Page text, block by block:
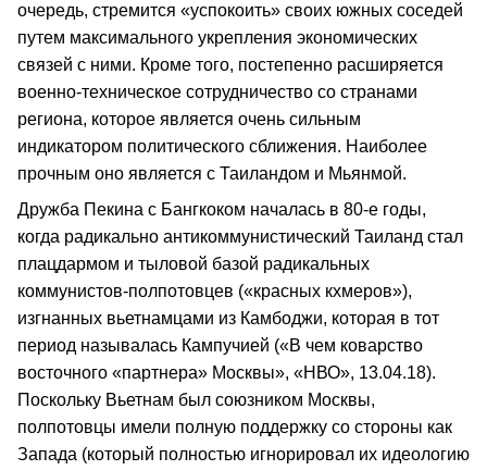
очередь, стремится «успокоить» своих южных соседей
путем максимального укрепления экономических
связей с ними. Кроме того, постепенно расширяется
военно-техническое сотрудничество со странами
региона, которое является очень сильным
индикатором политического сближения. Наиболее
прочным оно является с Таиландом и Мьянмой.
Дружба Пекина с Бангкоком началась в 80-е годы,
когда радикально антикоммунистический Таиланд стал
плацдармом и тыловой базой радикальных
коммунистов-полпотовцев («красных кхмеров»),
изгнанных вьетнамцами из Камбоджи, которая в тот
период называлась Кампучией («В чем коварство
восточного «партнера» Москвы», «НВО», 13.04.18).
Поскольку Вьетнам был союзником Москвы,
полпотовцы имели полную поддержку со стороны как
Запада (который полностью игнорировал их идеологию